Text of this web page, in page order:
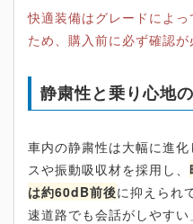
快適装備はグレードによ
ため、購入前に必ず確認が
静粛性と乗り心地
車内の静粛性は大幅に進
スや振動吸収材を採用し、
は約60dB前後に抑えられ
速道路でも会話がしやす